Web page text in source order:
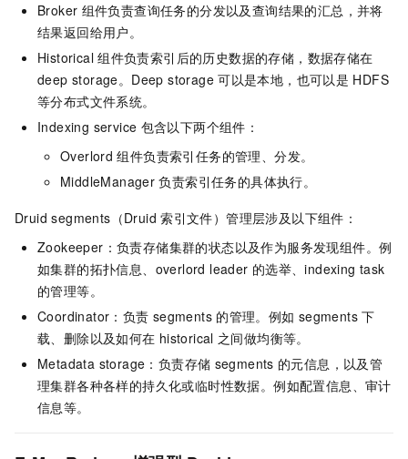
Broker 组件负责查询任务的分发以及查询结果的汇总，并将
结果返回给用户。
Historical 组件负责索引后的历史数据的存储，数据存储在
deep storage。Deep storage 可以是本地，也可以是 HDFS
等分布式文件系统。
Indexing service 包含以下两个组件：
Overlord 组件负责索引任务的管理、分发。
MiddleManager 负责索引任务的具体执行。
Druid segments（Druid 索引文件）管理层涉及以下组件：
Zookeeper：负责存储集群的状态以及作为服务发现组件。例
如集群的拓扑信息、overlord leader 的选举、indexing task
的管理等。
Coordinator：负责 segments 的管理。例如 segments 下
载、删除以及如何在 historical 之间做均衡等。
Metadata storage：负责存储 segments 的元信息，以及管
理集群各种各样的持久化或临时性数据。例如配置信息、审计
信息等。